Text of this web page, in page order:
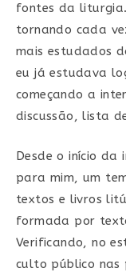
fontes da
tornando cada
mais estudados
eu já estudava
começando a
discussão, lista
Desde o início
para mim, um
textos e livros
formada por
Verificando, no
culto público nas